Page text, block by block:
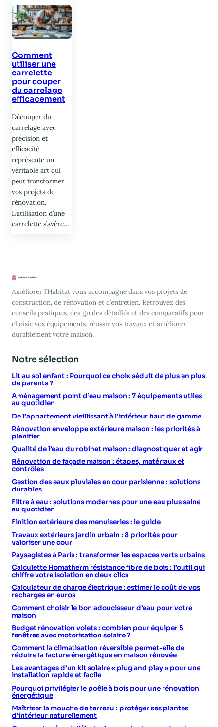
Comment
utiliser une
carrelette
pour couper
du carrelage
efficacement
Découper du
carrelage avec
précision et
efficacité
représente un
véritable art qui
peut transformer
vos projets de
rénovation.
L’utilisation d’une
carrelette s’avère…
Améliorer l’Habitat vous accompagne dans vos projets de
construction, de rénovation et d’entretien. Retrouvez des
conseils pratiques, des guides détaillés et des comparatifs pour
choisir vos équipements, réussir vos travaux et améliorer
durablement votre maison.
Notre sélection
Lit au sol enfant : Pourquoi ce choix séduit de plus en plus
de parents ?
Aménagement point d’eau maison : 7 équipements utiles
au quotidien
De l’appartement vieillissant à l’intérieur haut de gamme
Rénovation enveloppe extérieure maison : les priorités à
planifier
Qualité de l’eau du robinet maison : diagnostiquer et agir
Rénovation de façade maison : étapes, matériaux et
contrôles
Gestion des eaux pluviales en cour parisienne : solutions
durables
Filtre à eau : solutions modernes pour une eau plus saine
au quotidien
Finition extérieure des menuiseries : le guide
Travaux extérieurs jardin urbain : 8 priorités pour
valoriser une cour
Paysagistes à Paris : transformer les espaces verts urbains
Calculette Homatherm résistance fibre de bois : l’outil qui
chiffre votre isolation en deux clics
Calculateur de charge électrique : estimer le coût de vos
recharges en euros
Comment choisir le bon adoucisseur d’eau pour votre
maison
Budget rénovation volets : combien pour équiper 5
fenêtres avec motorisation solaire ?
Comment la climatisation réversible permet-elle de
réduire la facture énergétique en maison rénovée
Les avantages d’un kit solaire « plug and play » pour une
installation rapide et facile
Pourquoi privilégier le poêle à bois pour une rénovation
énergétique
Maîtriser la mouche de terreau : protéger ses plantes
d’intérieur naturellement